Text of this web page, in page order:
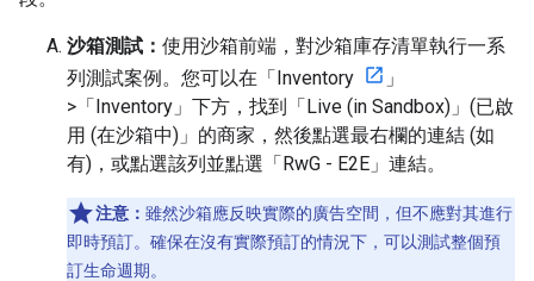
沙箱測試： 使用沙箱前端，對沙箱庫存清單執行一系
列測試案例。您可以在「Inventory
」
>「Inventory」 下方，找到「Live (in Sandbox)」(已啟
用 (在沙箱中)」的商家，然後點選最右欄的連結 (如
有)，或點選該列並點選「RwG - E2E」連結。
注意： 雖然沙箱應反映實際的廣告空間，但不應對其進行
即時預訂。確保在沒有實際預訂的情況下，可以測試整個預
訂生命週期。